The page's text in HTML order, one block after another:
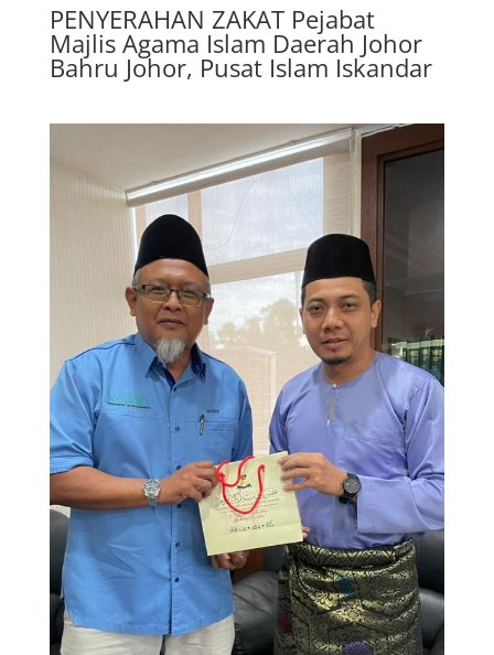
PENYERAHAN ZAKAT Pejabat
Majlis Agama Islam Daerah Johor
Bahru Johor, Pusat Islam Iskandar